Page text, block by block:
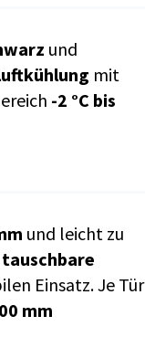
und
mit
-2 °C bis
und leicht zu
Einsatz. Je Tür
mm